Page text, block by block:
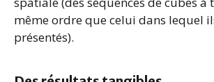
même ordre que celui dans lequel
présentés).